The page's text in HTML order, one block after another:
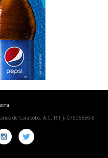
de Carabobo, A.C. RIF J- 07506550-6